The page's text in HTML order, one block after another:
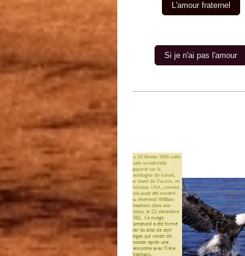
L'amour fraternel
Si je n'ai pas l'amour